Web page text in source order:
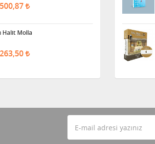
500,87
Halit Molla
263,50